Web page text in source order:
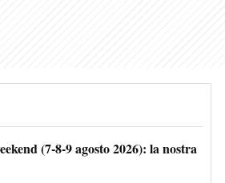
(7-8-9 agosto 2026): la nostra